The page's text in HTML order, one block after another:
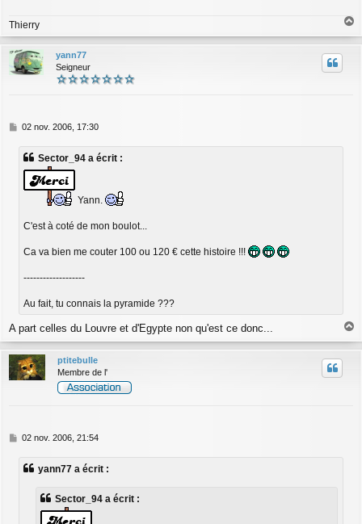
Thierry
u
yann77
Seigneur
M
s
02 nov. 2006, 17:30
Sector_94 a écrit :
Yann.
C'est à coté de mon boulot...
Ca va bien me couter 100 ou 120 € cette histoire !!!
-------------------
Au fait, tu connais la pyramide ???
A part celles du Louvre et d'Egypte non qu'est ce donc...
a
u
ptitebulle
Membre de l'
M
02 nov. 2006, 21:54
yann77 a écrit :
Sector_94 a écrit :